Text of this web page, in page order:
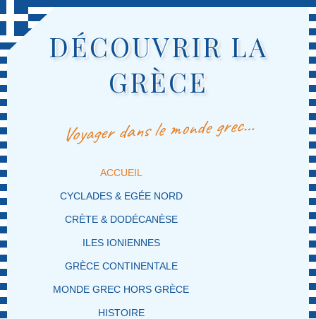
DÉCOUVRIR LA
GRÈCE
Voyager dans le monde grec…
MENU PRINCIPAL
MASQUER LA NAVIGATION PRINCIPALE
MASQUER LA NAVIGATION SECONDAIRE
ACCUEIL
CYCLADES & EGÉE NORD
CRÈTE & DODÉCANÈSE
ILES IONIENNES
GRÈCE CONTINENTALE
MONDE GREC HORS GRÈCE
HISTOIRE